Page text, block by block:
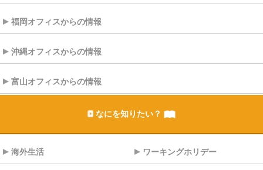
福岡オフィスからの情報
沖縄オフィスからの情報
富山オフィスからの情報
なにを知りたい？
海外生活 ワーキングホリデー